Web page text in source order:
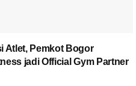
Atlet, Pemkot Bogor
jadi Official Gym Partner